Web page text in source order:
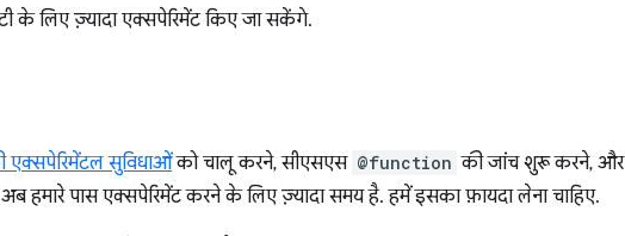
के लिए ज़्यादा एक्सपेरिमेंट किए जा सकेंगे.
एक्सपेरिमेंटल सुविधाओंको चालू करने, सीएसएस @function की जांच शुरू करने, और
हमारे पास एक्सपेरिमेंट करने के लिए ज़्यादा समय है. हमें इसका फ़ायदा लेना चाहिए.